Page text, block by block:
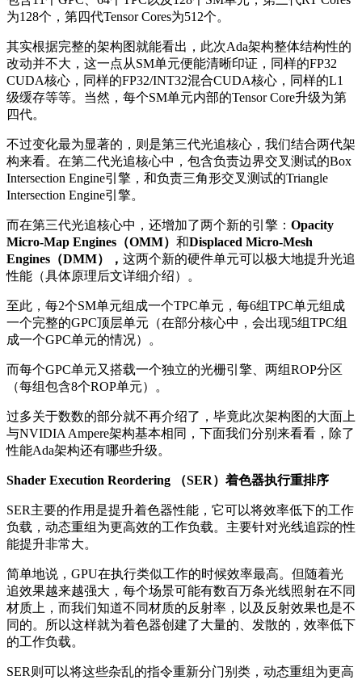
为128个，第四代Tensor Cores为512个。
其实根据完整的架构图就能看出，此次Ada架构整体结构性的
改动并不大，这一点从SM单元便能清晰印证，同样的FP32
CUDA核心，同样的FP32/INT32混合CUDA核心，同样的L1
级缓存等等。当然，每个SM单元内部的Tensor Core升级为第
四代。
不过变化最为显著的，则是第三代光追核心，我们结合两代架
构来看。在第二代光追核心中，包含负责边界交叉测试的Box
Intersection Engine引擎，和负责三角形交叉测试的Triangle
Intersection Engine引擎。
而在第三代光追核心中，还增加了两个新的引擎： Opacity
Micro-Map Engines（OMM） 和Displaced Micro-Mesh
Engines（DMM）， 这两个新的硬件单元可以极大地提升光追
性能（具体原理后文详细介绍）。
至此，每2个SM单元组成一个TPC单元，每6组TPC单元组成
一个完整的GPC顶层单元（在部分核心中，会出现5组TPC组
成一个GPC单元的情况）。
而每个GPC单元又搭载一个独立的光栅引擎、两组ROP分区
（每组包含8个ROP单元）。
过多关于数数的部分就不再介绍了，毕竟此次架构图的大面上
与NVIDIA Ampere架构基本相同，下面我们分别来看看，除了
性能Ada架构还有哪些升级。
Shader Execution Reordering （SER）着色器执行重排序
SER主要的作用是提升着色器性能，它可以将效率低下的工作
负载，动态重组为更高效的工作负载。主要针对光线追踪的性
能提升非常大。
简单地说，GPU在执行类似工作的时候效率最高。但随着光
追效果越来越强大，每个场景可能有数百万条光线照射在不同
材质上，而我们知道不同材质的反射率，以及反射效果也是不
同的。所以这样就为着色器创建了大量的、发散的，效率低下
的工作负载。
SER则可以将这些杂乱的指令重新分门别类，动态重组为更高